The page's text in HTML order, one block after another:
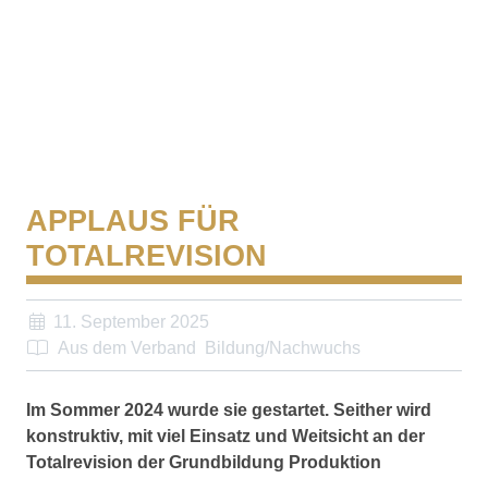
APPLAUS FÜR
TOTALREVISION
11. September 2025
Aus dem Verband
Bildung/Nachwuchs
Im Sommer 2024 wurde sie gestartet. Seither wird
konstruktiv, mit viel Einsatz und Weitsicht an der
Totalrevision der Grundbildung Produktion